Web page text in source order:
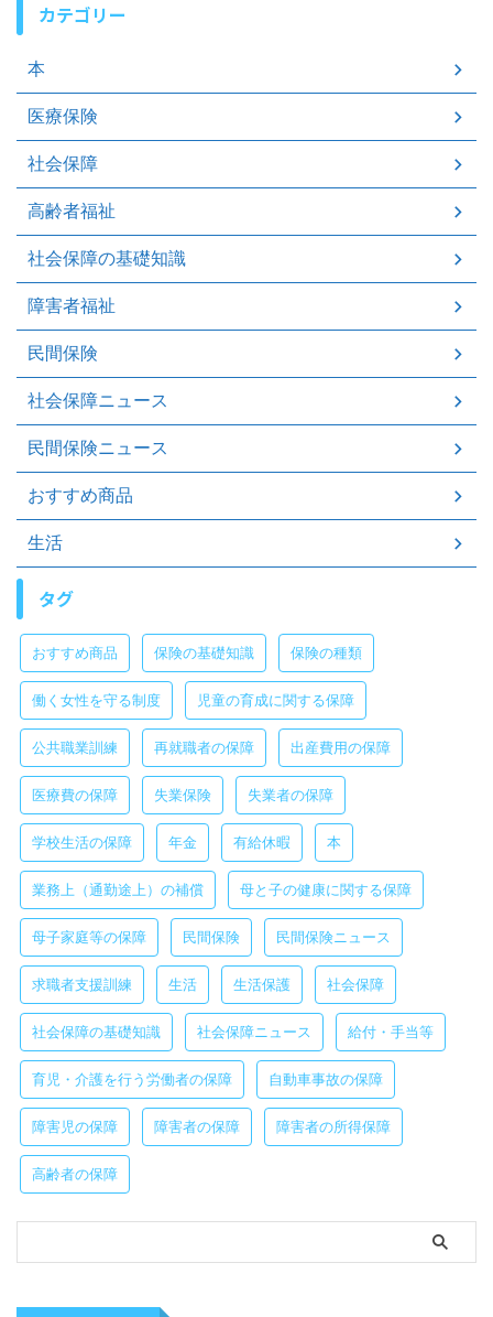
カテゴリー
本
医療保険
社会保障
高齢者福祉
社会保障の基礎知識
障害者福祉
民間保険
社会保障ニュース
民間保険ニュース
おすすめ商品
生活
タグ
おすすめ商品 保険の基礎知識 保険の種類
働く女性を守る制度 児童の育成に関する保障
公共職業訓練 再就職者の保障 出産費用の保障
医療費の保障 失業保険 失業者の保障
学校生活の保障 年金 有給休暇 本
業務上（通勤途上）の補償 母と子の健康に関する保障
母子家庭等の保障 民間保険 民間保険ニュース
求職者支援訓練 生活 生活保護 社会保障
社会保障の基礎知識 社会保障ニュース 給付・手当等
育児・介護を行う労働者の保障 自動車事故の保障
障害児の保障 障害者の保障 障害者の所得保障
高齢者の保障